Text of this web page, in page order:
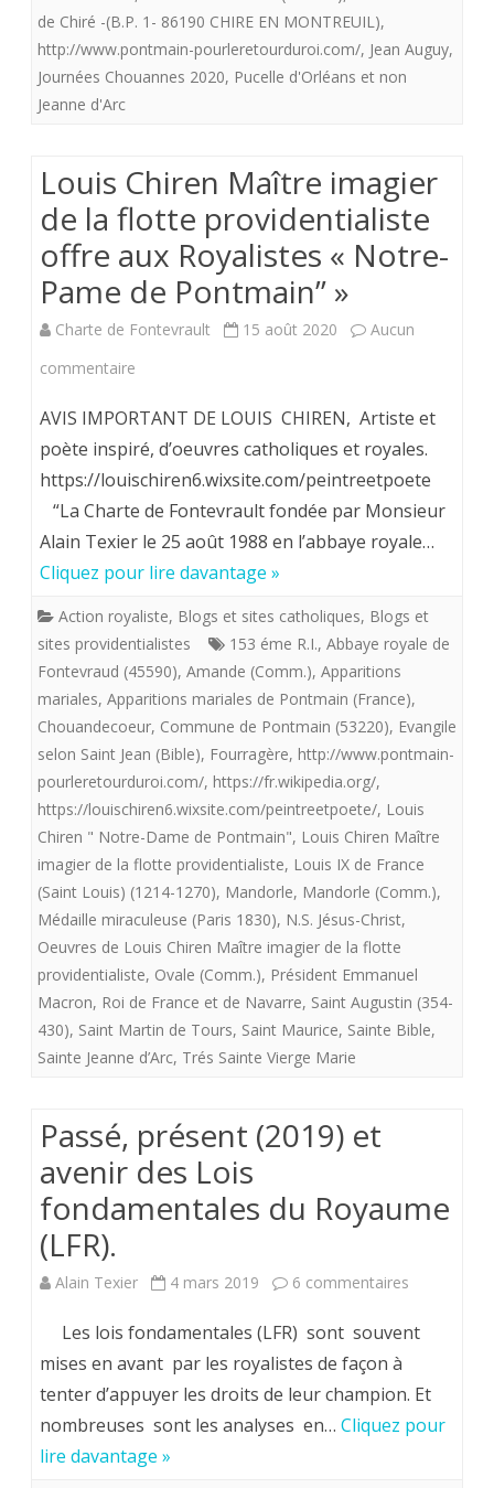
Septembre
reviens
de
Chiré-
en-
Montreuil.
de Chiré -(B.P. 1- 86190 CHIRE EN MONTREUIL),
http://www.pontmain-pourleretourduroi.com/, Jean Auguy,
Journées Chouannes 2020, Pucelle d'Orléans et non
Jeanne d'Arc
Louis Chiren Maître imagier
de la flotte providentialiste
offre aux Royalistes « Notre-
Pame de Pontmain” »
Charte de Fontevrault 15 août 2020
Aucun
commentaire
Chiren
Maître
imagier
flotte
providentialiste
aux
Royalistes
«
Notre-
de
Pontmain”
»
AVIS IMPORTANT DE LOUIS CHIREN, Artiste et
poète inspiré, d’oeuvres catholiques et royales.
https://louischiren6.wixsite.com/peintreetpoete
“La Charte de Fontevrault fondée par Monsieur
Alain Texier le 25 août 1988 en l’abbaye royale…
Cliquez pour lire davantage »
Action royaliste, Blogs et sites catholiques, Blogs et
sites providentialistes
153 éme R.I., Abbaye royale de
Fontevraud (45590), Amande (Comm.), Apparitions
mariales, Apparitions mariales de Pontmain (France),
Chouandecoeur, Commune de Pontmain (53220), Evangile
selon Saint Jean (Bible), Fourragère, http://www.pontmain-
pourleretourduroi.com/, https://fr.wikipedia.org/,
https://louischiren6.wixsite.com/peintreetpoete/, Louis
Chiren " Notre-Dame de Pontmain", Louis Chiren Maître
imagier de la flotte providentialiste, Louis IX de France
(Saint Louis) (1214-1270), Mandorle, Mandorle (Comm.),
Médaille miraculeuse (Paris 1830), N.S. Jésus-Christ,
Oeuvres de Louis Chiren Maître imagier de la flotte
providentialiste, Ovale (Comm.), Président Emmanuel
Macron, Roi de France et de Navarre, Saint Augustin (354-
430), Saint Martin de Tours, Saint Maurice, Sainte Bible,
Sainte Jeanne d’Arc, Trés Sainte Vierge Marie
Passé, présent (2019) et
avenir des Lois
fondamentales du Royaume
(LFR).
Alain Texier 4 mars 2019 6 commentaires
(2019)
et
Les lois fondamentales (LFR) sont souvent
mises en avant par les royalistes de façon à
tenter d’appuyer les droits de leur champion. Et
nombreuses sont les analyses en… Cliquez pour
lire davantage »